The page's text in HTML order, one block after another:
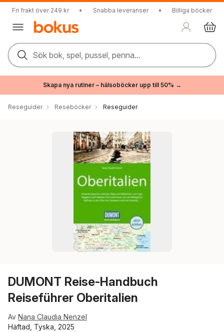
Fri frakt över 249 kr • Snabba leveranser • Billiga böcker
Sök bok, spel, pussel, penna...
Skapa nya rutiner – hälsoböcker upp till 50% →
Reseguider Reseböcker Reseguider
DUMONT Reise-Handbuch
Reiseführer Oberitalien
Av Nana Claudia Nenzel
Häftad, Tyska, 2025